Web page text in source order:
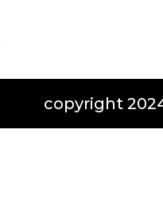
copyright